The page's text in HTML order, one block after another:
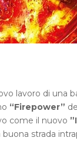
lavoro di una
“Firepower”
come il nuovo
strada